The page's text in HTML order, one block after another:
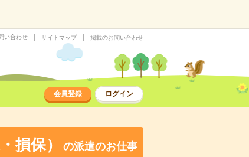
い合わせ サイトマップ 掲載のお問い合わせ
会員登録 ログイン
損保）
の派遣のお仕事